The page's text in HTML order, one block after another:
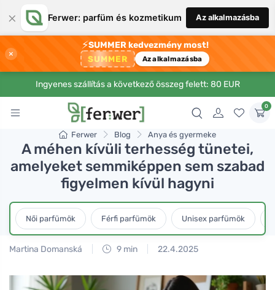
× Ferwer: parfüm és kozmetikum Az alkalmazásba
×
⚡SUMMER kedvezmény most!
SUMMER Az alkalmazásba
Ingyenes szállítás a következő összeg felett: 80 EUR
0
Ferwer Blog Anya és gyermeke
A méhen kívüli terhesség tünetei,
amelyeket semmiképpen sem szabad
figyelmen kívül hagyni
Női parfümök Férfi parfümök Unisex parfümök
Martina Domanská 9 min 22.4.2025